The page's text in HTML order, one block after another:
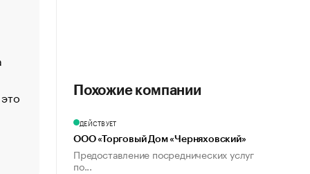
Стресс обеспеченных людей: почему рост доходов
Что обвинения против Павла Дурова значат для
пользователей
Похожие компании
ДЕЙСТВУЕТ
ООО «Торговый Дом «Черняховский»
Предоставление посреднических услуг
по...